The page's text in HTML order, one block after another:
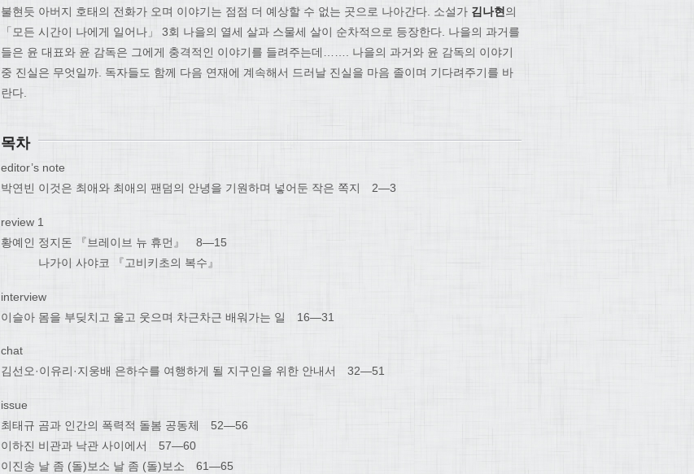
불현듯 아버지 호태의 전화가 오며 이야기는 점점 더 예상할 수 없는 곳으로 나아간다. 소설가 김나현 의
「모든 시간이 나에게 일어나」 3회 나을의 열세 살과 스물세 살이 순차적으로 등장한다. 나을의 과거를
들은 윤 대표와 윤 감독은 그에게 충격적인 이야기를 들려주는데……. 나을의 과거와 윤 감독의 이야기
중 진실은 무엇일까. 독자들도 함께 다음 연재에 계속해서 드러날 진실을 마음 졸이며 기다려주기를 바
란다.
목차
editor’s note
박연빈 이것은 최애와 최애의 팬덤의 안녕을 기원하며 넣어둔 작은 쪽지 2―3
review 1
황예인 정지돈 『브레이브 뉴 휴먼』 8―15
나가이 사야코 『고비키초의 복수』
interview
이슬아 몸을 부딪치고 울고 웃으며 차근차근 배워가는 일 16―31
chat
김선오·이유리·지웅배 은하수를 여행하게 될 지구인을 위한 안내서 32―51
issue
최태규 곰과 인간의 폭력적 돌봄 공동체 52―56
이하진 비관과 낙관 사이에서 57―60
이진송 날 좀 (돌)보소 날 좀 (돌)보소 61―65